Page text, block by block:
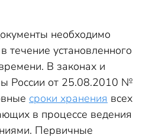
необходимо
течение установленного
В законах и
России от 25.08.2010 №
сроки хранения всех
в процессе ведения
Первичные